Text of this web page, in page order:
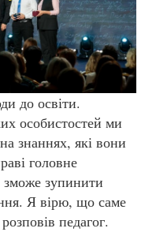
до освіти.
особистостей ми
знаннях, які вони
головне
зможе зупинити
Я вірю, що саме
педагог.